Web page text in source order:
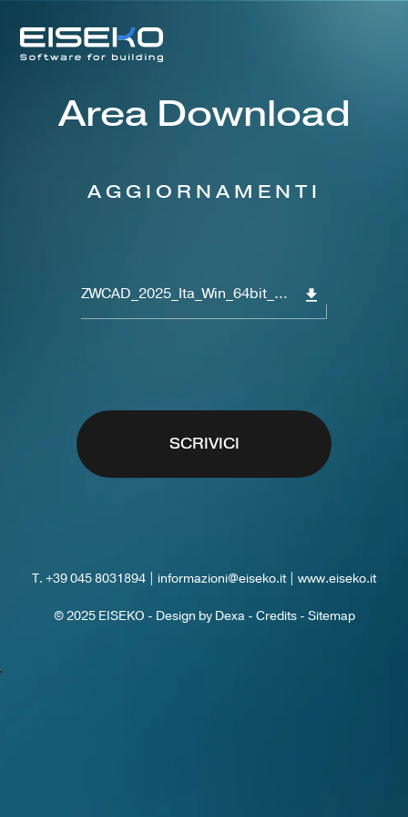
Area Download
AGGIORNAMENTI
ZWCAD_2025_Ita_Win_64bit_20240509.exe
SCRIVICI
T. +39 045 8031894 informazioni@eiseko.it| www.eiseko.it
© 2025 EISEKO - Design by Dexa- Credits- Sitemap